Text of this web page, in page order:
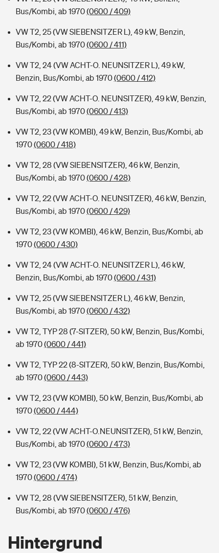
Bus/Kombi, ab 1970(0600 / 409)
VW T2, 25 (VW SIEBENSITZER L), 49 kW, Benzin,
Bus/Kombi, ab 1970(0600 / 411)
VW T2, 24 (VW ACHT-O. NEUNSITZER L), 49 kW,
Benzin, Bus/Kombi, ab 1970(0600 / 412)
VW T2, 22 (VW ACHT-O. NEUNSITZER), 49 kW, Benzin,
Bus/Kombi, ab 1970(0600 / 413)
VW T2, 23 (VW KOMBI), 49 kW, Benzin, Bus/Kombi, ab
1970(0600 / 418)
VW T2, 28 (VW SIEBENSITZER), 46 kW, Benzin,
Bus/Kombi, ab 1970(0600 / 428)
VW T2, 22 (VW ACHT-O. NEUNSITZER), 46 kW, Benzin,
Bus/Kombi, ab 1970(0600 / 429)
VW T2, 23 (VW KOMBI), 46 kW, Benzin, Bus/Kombi, ab
1970(0600 / 430)
VW T2, 24 (VW ACHT-O. NEUNSITZER L), 46 kW,
Benzin, Bus/Kombi, ab 1970(0600 / 431)
VW T2, 25 (VW SIEBENSITZER L), 46 kW, Benzin,
Bus/Kombi, ab 1970(0600 / 432)
VW T2, TYP 28 (7-SITZER), 50 kW, Benzin, Bus/Kombi,
ab 1970(0600 / 441)
VW T2, TYP 22 (8-SITZER), 50 kW, Benzin, Bus/Kombi,
ab 1970(0600 / 443)
VW T2, 23 (VW KOMBI), 50 kW, Benzin, Bus/Kombi, ab
1970(0600 / 444)
VW T2, 22 (VW ACHT-O.NEUNSITZER), 51 kW, Benzin,
Bus/Kombi, ab 1970(0600 / 473)
VW T2, 23 (VW KOMBI), 51 kW, Benzin, Bus/Kombi, ab
1970(0600 / 474)
VW T2, 28 (VW SIEBENSITZER), 51 kW, Benzin,
Bus/Kombi, ab 1970(0600 / 476)
Hintergrund